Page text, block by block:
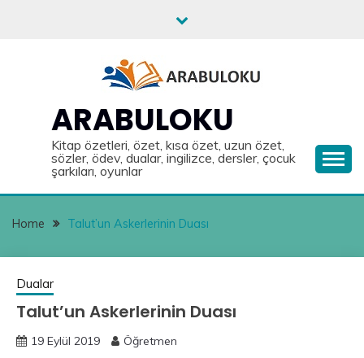
ARABULOKU
Kitap özetleri, özet, kısa özet, uzun özet,
sözler, ödev, dualar, ingilizce, dersler, çocuk
şarkıları, oyunlar
Home Talut’un Askerlerinin Duası
Dualar
Talut’un Askerlerinin Duası
19 Eylül 2019 Öğretmen